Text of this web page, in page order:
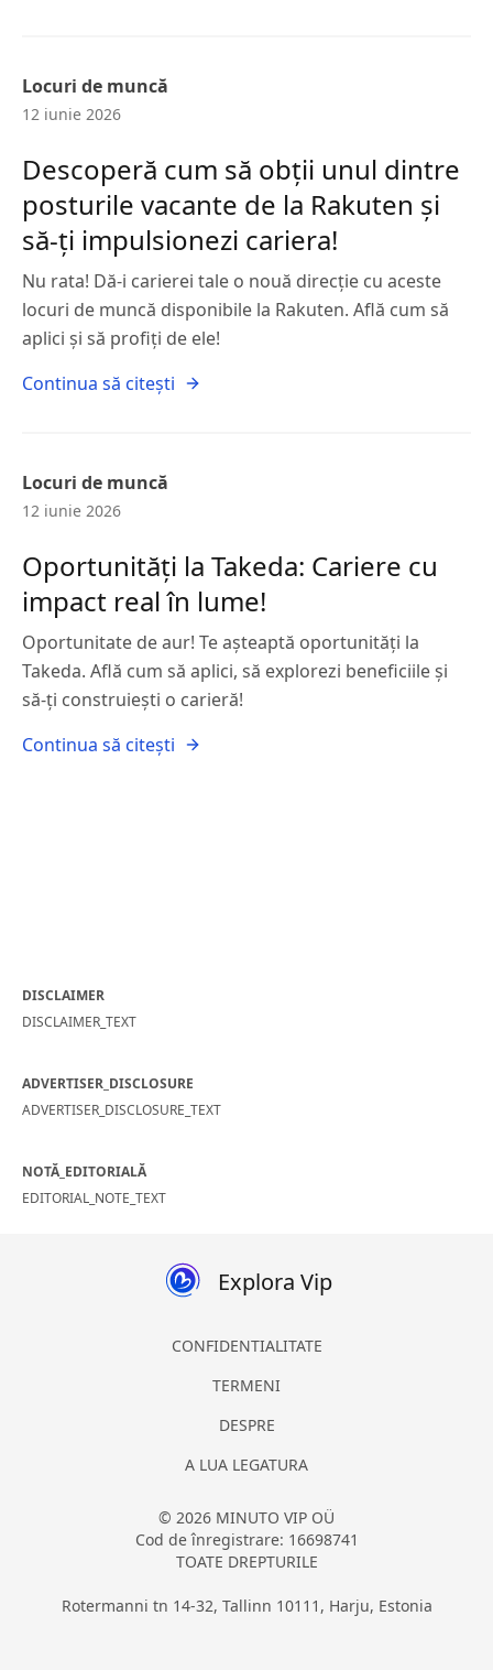
Locuri de muncă
12 iunie 2026
Descoperă cum să obții unul dintre
posturile vacante de la Rakuten și
să-ți impulsionezi cariera!
Nu rata! Dă-i carierei tale o nouă direcție cu aceste
locuri de muncă disponibile la Rakuten. Află cum să
aplici și să profiți de ele!
Continua să citești
Locuri de muncă
12 iunie 2026
Oportunități la Takeda: Cariere cu
impact real în lume!
Oportunitate de aur! Te așteaptă oportunități la
Takeda. Află cum să aplici, să explorezi beneficiile și
să-ți construiești o carieră!
Continua să citești
DISCLAIMER
DISCLAIMER_TEXT
ADVERTISER_DISCLOSURE
ADVERTISER_DISCLOSURE_TEXT
NOTĂ_EDITORIALĂ
EDITORIAL_NOTE_TEXT
Explora Vip
CONFIDENTIALITATE
TERMENI
DESPRE
A LUA LEGATURA
© 2026 MINUTO VIP OÜ
Cod de înregistrare: 16698741
TOATE DREPTURILE
Rotermanni tn 14-32, Tallinn 10111, Harju, Estonia